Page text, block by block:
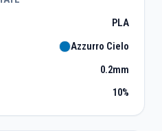
PLA
Azzurro Cielo
0.2mm
10%